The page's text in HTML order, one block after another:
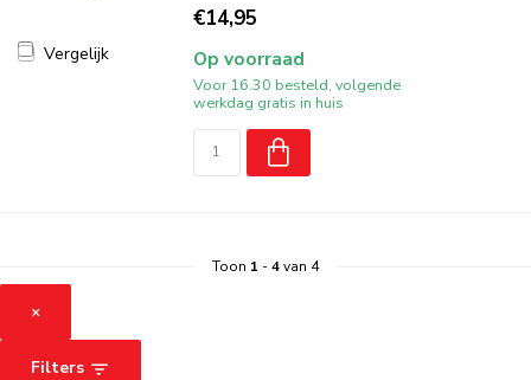
Vergelijk
€14,95
Op voorraad
Voor 16.30 besteld, volgende
werkdag gratis in huis
Toon 1 -4van 4
×
Filters